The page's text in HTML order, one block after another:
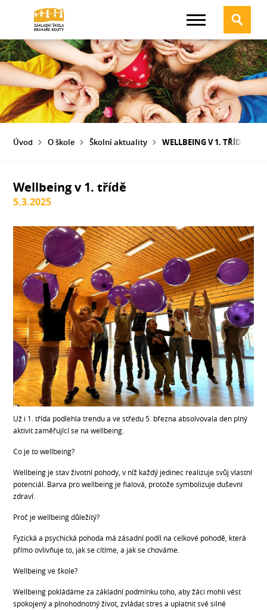
Úvod O škole Školní aktuality WELLBEING V 1. TŘÍDĚ
Wellbeing v 1. třídě
5.3.2025
Už i 1. třída podlehla trendu a ve středu 5. března absolvovala den plný
aktivit zaměřující se na wellbeing.
Co je to wellbeing?
Wellbeing je stav životní pohody, v níž každý jedinec realizuje svůj vlastní
potenciál. Barva pro wellbeing je fialová, protože symbolizuje duševní
zdraví.
Proč je wellbeing důležitý?
Fyzická a psychická pohoda má zásadní podíl na celkové pohodě, která
přímo ovlivňuje to, jak se cítíme, a jak se chováme.
Wellbeing ve škole?
Wellbeing pokládáme za základní podmínku toho, aby žáci mohli vést
spokojený a plnohodnotný život, zvládat stres a uplatnit své silné